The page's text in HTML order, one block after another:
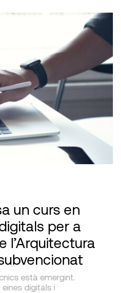
un curs en
per a
l’Arquitectura
està emergint.
digitals i